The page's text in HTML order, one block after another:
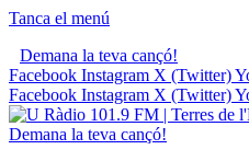
Tanca el menú
Demana la teva cançó!
Facebook Instagram X (Twitter)
Facebook Instagram X (Twitter)
Demana la teva cançó!